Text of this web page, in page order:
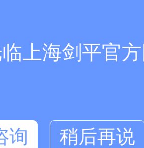
上海剑平官
询 稍后再说